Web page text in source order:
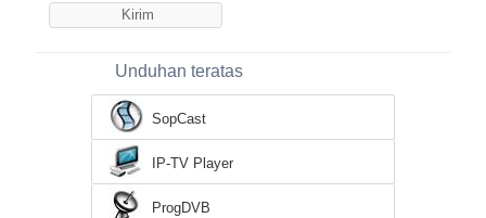
Unduhan teratas
SopCast
IP-TV Player
ProgDVB